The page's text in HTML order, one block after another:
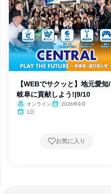
【WEBでサクッと】地元愛知/
岐阜に貢献しよう!|9/10
オンライン
2026年9月
1日
お気に入り